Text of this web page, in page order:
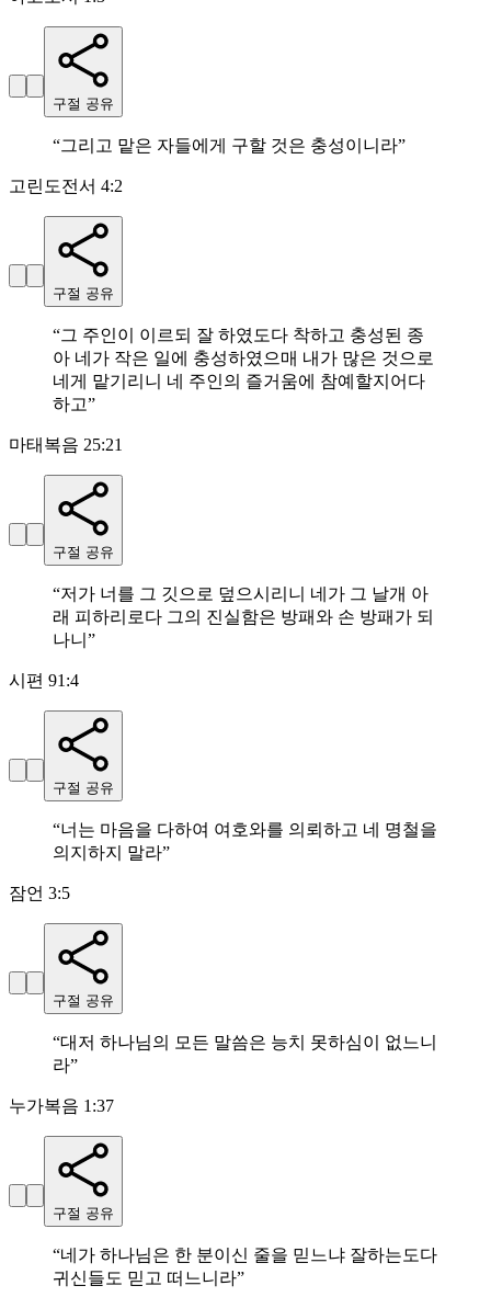
구절 공유
“그리고 맡은 자들에게 구할 것은 충성이니라”
고린도전서 4:2
구절 공유
“그 주인이 이르되 잘 하였도다 착하고 충성된 종
아 네가 작은 일에 충성하였으매 내가 많은 것으로
네게 맡기리니 네 주인의 즐거움에 참예할지어다
하고”
마태복음 25:21
구절 공유
“저가 너를 그 깃으로 덮으시리니 네가 그 날개 아
래 피하리로다 그의 진실함은 방패와 손 방패가 되
나니 ”
시편 91:4
구절 공유
“너는 마음을 다하여 여호와를 의뢰하고 네 명철을
의지하지 말라”
잠언 3:5
구절 공유
“대저 하나님의 모든 말씀은 능치 못하심이 없느니
라”
누가복음 1:37
구절 공유
“네가 하나님은 한 분이신 줄을 믿느냐 잘하는도다
귀신들도 믿고 떠느니라”